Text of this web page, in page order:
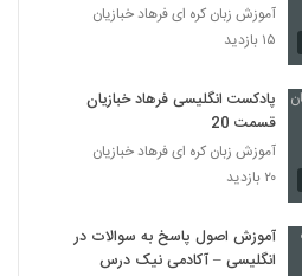
آموزش زبان کره ای فرهاد خبازیان
۱۵ بازدید
پادکست انگلیسی فرهاد خبازیان
قسمت 20
آموزش زبان کره ای فرهاد خبازیان
۲۰ بازدید
آموزش اصول پاسخ به سوالات در
انگلیسی – آکادمی نیک درس